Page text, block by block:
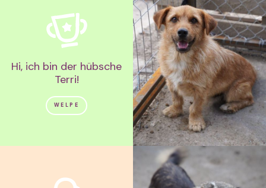
Hi, ich bin der hübsche
Terri!
WELPE